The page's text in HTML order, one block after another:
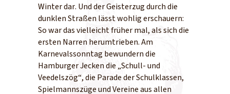
Winter dar. Und der Geisterzug durch die
dunklen Straßen lässt wohlig erschauern:
So war das vielleicht früher mal, als sich die
ersten Narren herumtrieben. Am
Karnevalssonntag bewundern die
Hamburger Jecken die „Schull- und
Veedelszög“, die Parade der Schulklassen,
Spielmannszüge und Vereine aus allen